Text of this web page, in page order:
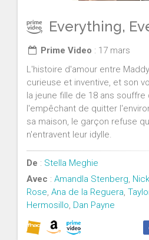
Everything,
Prime Video : 17 mars
L'histoire d'amour entre
curieuse et inventive, et son
la jeune fille de 18 ans souffre
l'empêchant de quitter
sa maison, le garçon refuse
n'entravent leur idylle.
De : Stella Meghie
Avec : Amandla Stenberg,
Rose, Ana de la Reguera,
Hermosillo, Dan Payne